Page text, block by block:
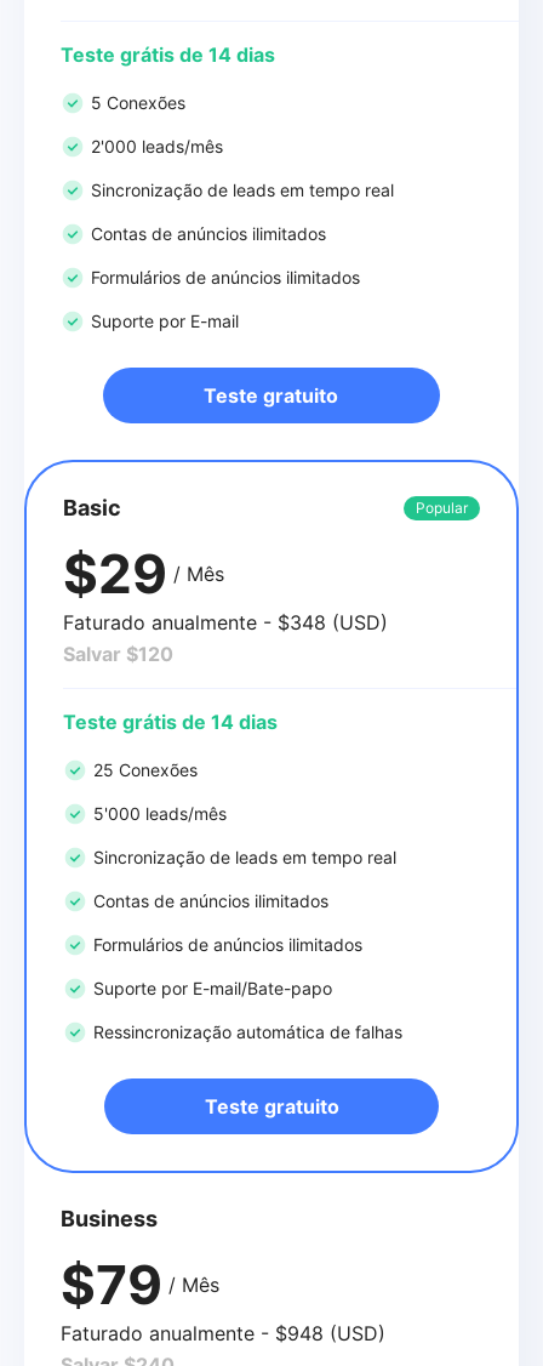
Teste grátis de 14 dias
5 Conexões
2'000 leads/mês
Sincronização de leads em tempo real
Contas de anúncios ilimitados
Formulários de anúncios ilimitados
Suporte por E-mail
Teste gratuito
Basic Popular
$29 / Mês
Faturado anualmente - $348 (USD)
Salvar $120
Teste grátis de 14 dias
25 Conexões
5'000 leads/mês
Sincronização de leads em tempo real
Contas de anúncios ilimitados
Formulários de anúncios ilimitados
Suporte por E-mail/Bate-papo
Ressincronização automática de falhas
Teste gratuito
Business
$79 / Mês
Faturado anualmente - $948 (USD)